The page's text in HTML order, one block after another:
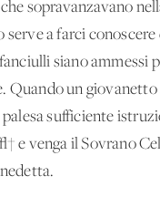
sopravanzavano
serve a farci
siano ammessi
Quando un giovanetto
palesa sufficiente
e venga il Sovrano